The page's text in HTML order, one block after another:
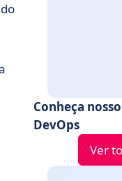
Conheça
DevOps
Ver